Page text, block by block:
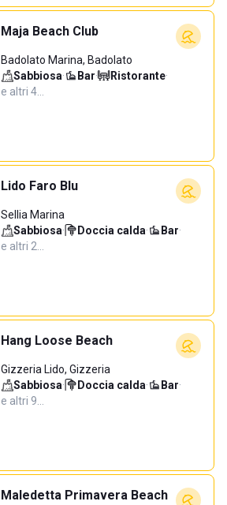
Maja Beach Club
Badolato Marina, Badolato
Sabbiosa· Bar· Ristorante·
e altri 4…
Lido Faro Blu
Sellia Marina
Sabbiosa· Doccia calda· Bar·
e altri 2…
Hang Loose Beach
Gizzeria Lido, Gizzeria
Sabbiosa· Doccia calda· Bar·
e altri 9…
Maledetta Primavera Beach